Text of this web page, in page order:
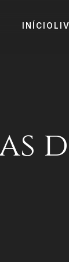
INÍCIO